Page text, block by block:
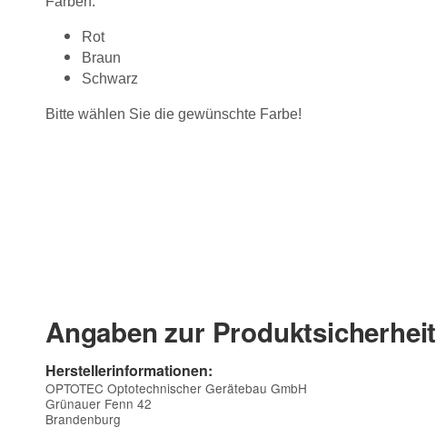
Rot
Braun
Schwarz
Bitte wählen Sie die gewünschte Farbe!
Angaben zur Produktsicherheit
Herstellerinformationen:
OPTOTEC Optotechnischer Gerätebau GmbH
Grünauer Fenn 42
Brandenburg